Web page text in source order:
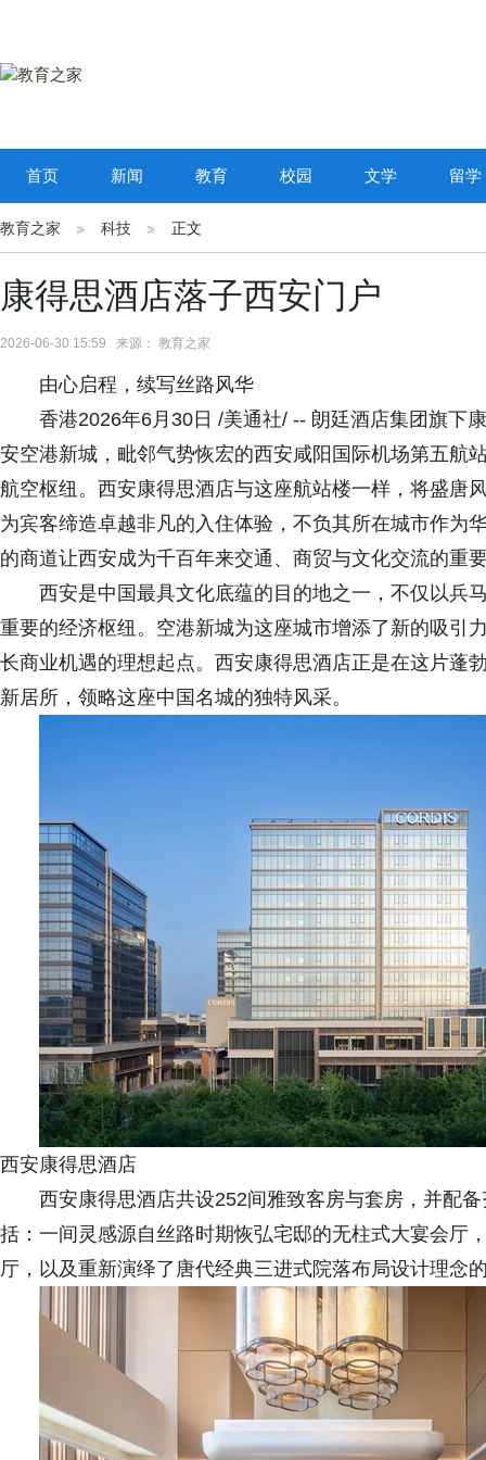
首页 新闻 教育 校园 文学 留学
教育之家 科技 正文
康得思酒店落子西安门户
2026-06-30 15:59 来源： 教育之家
由心启程，续写丝路风华
香港2026年6月30日 /美通社/ -- 朗廷酒店集团旗下
安空港新城，毗邻气势恢宏的西安咸阳国际机场第五航
航空枢纽。西安康得思酒店与这座航站楼一样，将盛唐
为宾客缔造卓越非凡的入住体验，不负其所在城市作为
的商道让西安成为千百年来交通、商贸与文化交流的重
西安是中国最具文化底蕴的目的地之一，不仅以兵
重要的经济枢纽。空港新城为这座城市增添了新的吸引
长商业机遇的理想起点。西安康得思酒店正是在这片蓬
新居所，领略这座中国名城的独特风采。
西安康得思酒店
西安康得思酒店共设252间雅致客房与套房，并配
括：一间灵感源自丝路时期恢弘宅邸的无柱式大宴会厅
厅，以及重新演绎了唐代经典三进式院落布局设计理念